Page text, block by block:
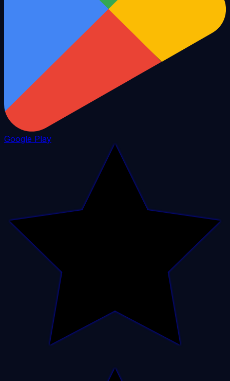
Google Play